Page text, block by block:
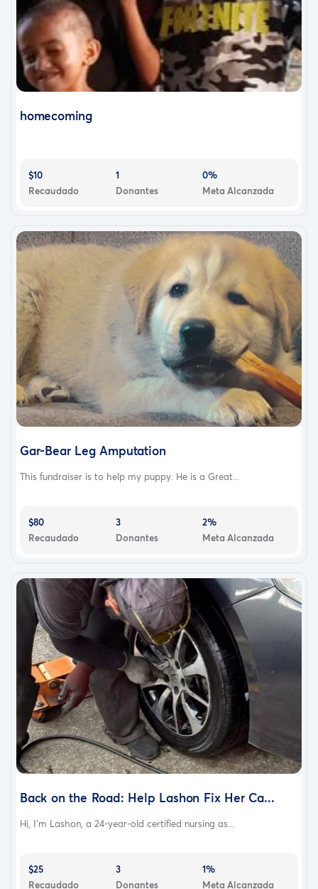
homecoming
$10
Recaudado
1
Donantes
0%
Meta Alcanzada
Gar-Bear Leg Amputation
This fundraiser is to help my puppy. He is a Great...
$80
Recaudado
3
Donantes
2%
Meta Alcanzada
Back on the Road: Help Lashon Fix Her Ca...
Hi, I'm Lashon, a 24-year-old certified nursing as...
$25
Recaudado
3
Donantes
1%
Meta Alcanzada